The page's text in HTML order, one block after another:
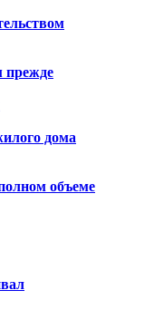
прежде
дома
объеме